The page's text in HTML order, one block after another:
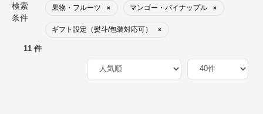
検索
条件
果物・フルーツ × マンゴー・パイナップル ×
ギフト設定（熨斗/包装対応可） ×
11 件